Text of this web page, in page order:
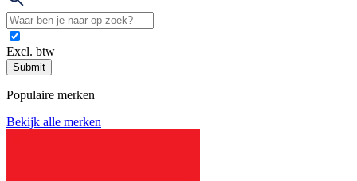
Excl. btw
Submit
Populaire merken
Bekijk alle merken